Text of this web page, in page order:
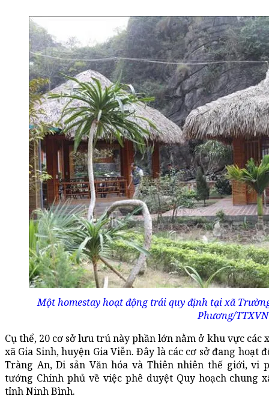
Một homestay hoạt động trái quy định tại xã
Phương/TTXVN
Cụ thể, 20 cơ sở lưu trú này phần lớn nằm ở khu vực
xã Gia Sinh, huyện Gia Viễn. Đây là các cơ sở đang
Tràng An, Di sản Văn hóa và Thiên nhiên thế giới, vi
tướng Chính phủ về việc phê duyệt Quy hoạch chung
tỉnh Ninh Bình.